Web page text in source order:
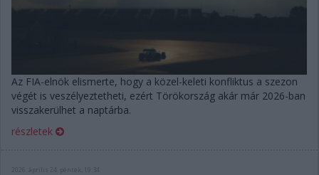
Az FIA-elnök elismerte, hogy a közel-keleti konfliktus a szezon
végét is veszélyeztetheti, ezért Törökország akár már 2026-ban
visszakerülhet a naptárba.
részletek
2026. április 24. péntek, 19:34